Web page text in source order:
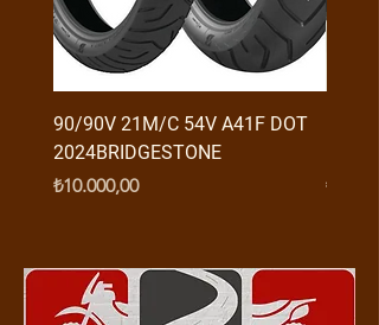
90/90V 21M/C 54V A41F DOT
2024BRIDGESTONE
Fiyat
₺10.000,00
Fiyat
₺950,00